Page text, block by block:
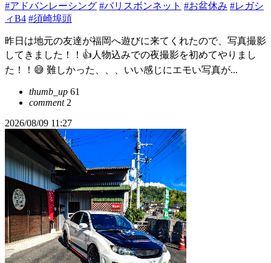
#アドバンレーシング #バリスボンネット #お盆休み #レガシ
ィB4 #須崎埠頭
昨日は地元の友達が福岡へ遊びに来てくれたので、写真撮影
してきました！！👍人物込みでの夜撮影を初めてやりまし
た！！😅 難しかった、、、いい感じにエモい写真が...
thumb_up 61
comment2
2026/08/09 11:27